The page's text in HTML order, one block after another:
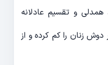
و تقسیم عادلانه
دوش زنان را کم کرده و از